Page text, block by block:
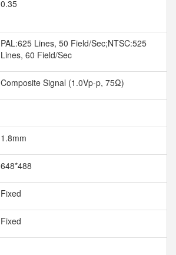
0.35
PAL:625 Lines, 50 Field/Sec;NTSC:525
Lines, 60 Field/Sec
Composite Signal (1.0Vp-p, 75Ω)
1.8mm
648*488
Fixed
Fixed